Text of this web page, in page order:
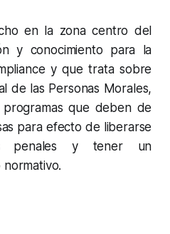
en la zona centro del
y conocimiento para la
y que trata sobre
de las Personas Morales,
que deben de
para efecto de liberarse
penales y tener un